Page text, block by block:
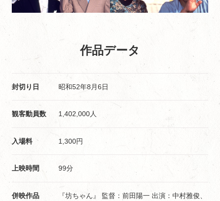
作品データ
封切り日 昭和52年8月6日
観客動員数 1,402,000人
入場料 1,300円
上映時間 99分
併映作品
『坊ちゃん』 監督：前田陽一 出演：中村雅俊、